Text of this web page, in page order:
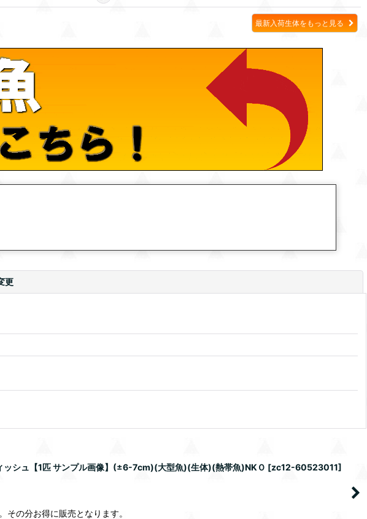
最新入荷生体をもっと見る
更
ッシュ【1匹 サンプル画像】(±6-7cm)(大型魚)(生体)(熱帯魚)NKＯ [zc12-60523011]
の分お得に販売となります。